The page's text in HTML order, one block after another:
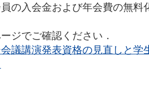
の入会金および年会費の無料
ジでご確認ください．
会議講演発表資格の見直しと